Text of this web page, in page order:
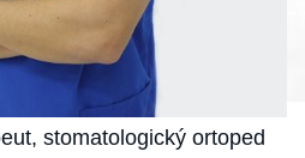
stomatologický ortoped